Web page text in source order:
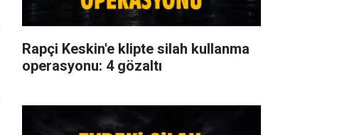
Rapçi Keskin'e klipte silah kullanma
operasyonu: 4 gözaltı